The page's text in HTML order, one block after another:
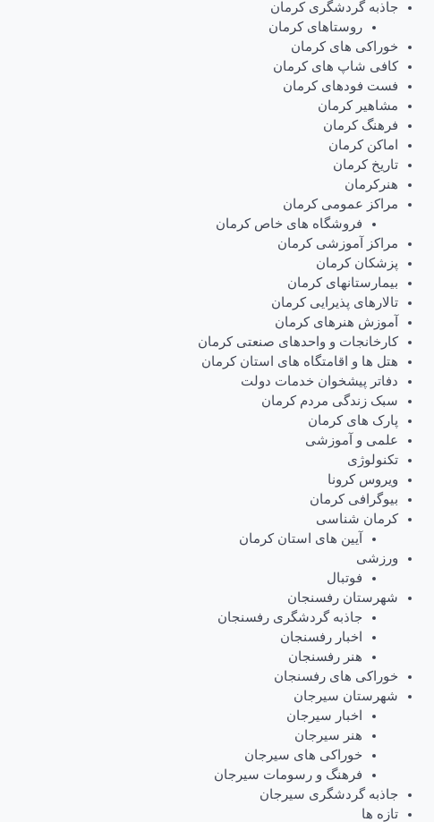
جاذبه گردشگری کرمان
روستاهای کرمان
خوراکی های کرمان
کافی شاپ های کرمان
فست فودهای کرمان
مشاهیر کرمان
فرهنگ کرمان
اماکن کرمان
تاریخ کرمان
هنرکرمان
مراکز عمومی کرمان
فروشگاه های خاص کرمان
مراکز آموزشی کرمان
پزشکان کرمان
بیمارستانهای کرمان
تالارهای پذیرایی کرمان
آموزش هنرهای کرمان
کارخانجات و واحدهای صنعتی کرمان
هتل ها و اقامتگاه های استان کرمان
دفاتر پیشخوان خدمات دولت
سبک زندگی مردم کرمان
پارک های کرمان
علمی و آموزشی
تکنولوژی
ویروس کرونا
بیوگرافی کرمان
کرمان شناسی
آیین های استان کرمان
ورزشی
فوتبال
شهرستان رفسنجان
جاذبه گردشگری رفسنجان
اخبار رفسنجان
هنر رفسنجان
خوراکی های رفسنجان
شهرستان سیرجان
اخبار سیرجان
هنر سیرجان
خوراکی های سیرجان
فرهنگ و رسومات سیرجان
جاذبه گردشگری سیرجان
تازه ها